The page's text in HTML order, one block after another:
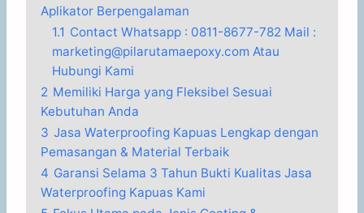
Aplikator Berpengalaman
1.1 Contact Whatsapp : 0811-8677-782 Mail :
marketing@pilarutamaepoxy.com Atau
Hubungi Kami
2 Memiliki Harga yang Fleksibel Sesuai
Kebutuhan Anda
3 Jasa Waterproofing Kapuas Lengkap dengan
Pemasangan & Material Terbaik
4 Garansi Selama 3 Tahun Bukti Kualitas Jasa
Waterproofing Kapuas Kami